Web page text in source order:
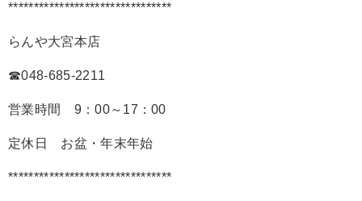
********************************
らんや大宮本店
☎048-685-2211
営業時間 9：00～17：00
定休日 お盆・年末年始
********************************